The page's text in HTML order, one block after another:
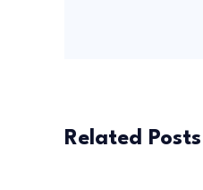
Related Posts